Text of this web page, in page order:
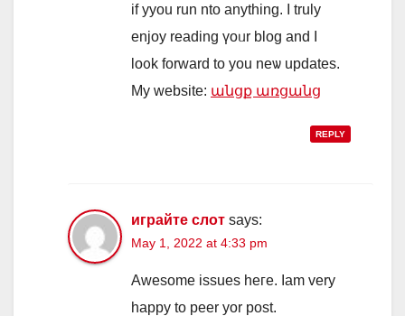
іf yyou run nto anything. I truly
enjoy reading үoᥙr blog and І
lo᧐k forward to you neѡ updates.
My website: անցք առցանց
REPLY
играйте слот says:
May 1, 2022 at 4:33 pm
Awesome issues heгe. Iam vеry
һappy to peer yor post.